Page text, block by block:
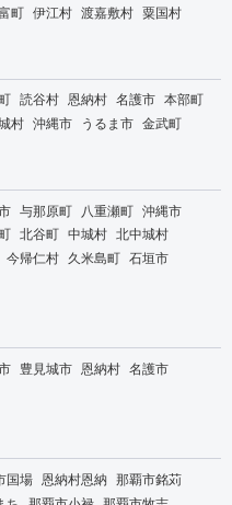
町 伊江村 渡嘉敷村 粟国村
読谷村 恩納村 名護市 本部町
村 沖縄市 うるま市 金武町
与那原町 八重瀬町 沖縄市
北谷町 中城村 北中城村
今帰仁村 久米島町 石垣市
豊見城市 恩納村 名護市
国場 恩納村恩納 那覇市銘苅